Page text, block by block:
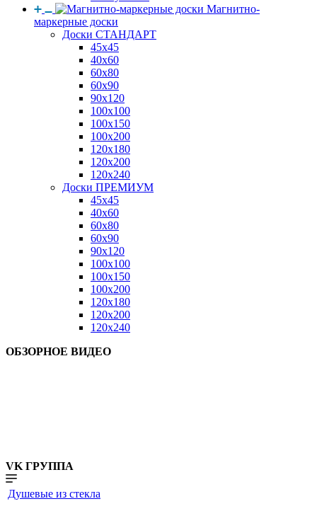
Магнитно-
маркерные доски
Доски СТАНДАРТ
45x45
40x60
60x80
60x90
90x120
100x100
100x150
100x200
120x180
120x200
120x240
Доски ПРЕМИУМ
45x45
40x60
60x80
60x90
90x120
100x100
100x150
100x200
120x180
120x200
120x240
ОБЗОРНОЕ ВИДЕО
VK ГРУППА
Душевые из стекла